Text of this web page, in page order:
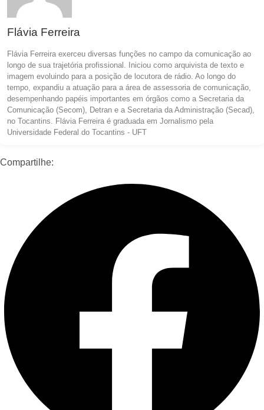
Flávia Ferreira
Flávia Ferreira exerceu diversas funções no campo da comunicação ao
longo de sua trajetória profissional. Iniciou como arquivista de texto e
imagem evoluindo para a posição de locutora de rádio. Ao longo do
tempo, expandiu a atuação para a área de assessoria de comunicação,
desempenhando papéis importantes em órgãos como a Secretaria da
Comunicação (Secom), Detran e a Secretaria da Administração (Secad),
no Tocantins. Flávia Ferreira é graduada em Jornalismo pela
Universidade Federal do Tocantins - UFT
Compartilhe: